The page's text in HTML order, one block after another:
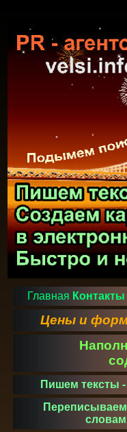
Главная Контакты
Цены и
Пишем тексты
Переписываем